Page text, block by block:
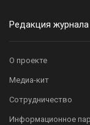
Редакция
О проекте
Медиа-кит
Сотрудничество
Информационное